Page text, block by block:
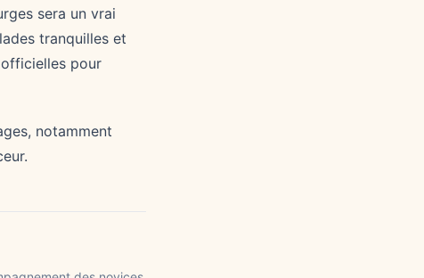
sera un vrai
tranquilles et
officielles pour
notamment